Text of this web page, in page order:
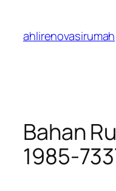
content
ahlirenovasirumah
Bahan
1985-